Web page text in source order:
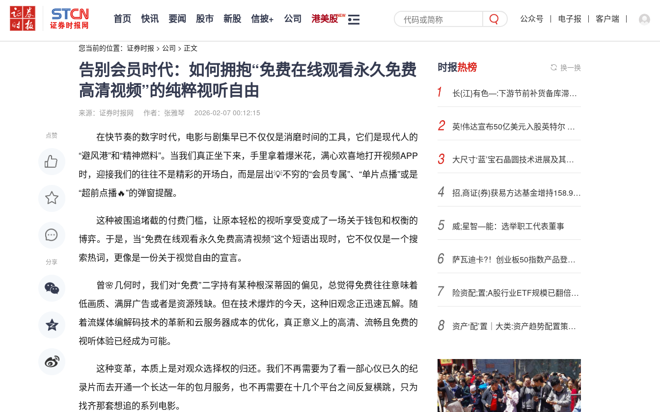
首页 快讯 要闻 股市 新股 信披+ 公司 港美股 公众号 电子报 客户端
您当前的位置： 证券时报 > 公司 > 正文
告别会员时代：如何拥抱“免费在线观看永久免费
高清视频”的纯粹视听自由
来源：证券时报网 作者：张雅琴 2026-02-07 00:12:15
点赞
分享
在快节奏的数字时代，电影与剧集早已不仅仅是消磨时间的工具，它们是现代人的
“避风港”和“精神燃料”。当我们真正坐下来，手里拿着爆米花，满心欢喜地打开视频APP
时，迎接我们的往往不是精彩的开场白，而是层出💡不穷的“会员专属”、“单片点播”或是
“超前点播🔥”的弹窗提醒。
这种被围追堵截的付费门槛，让原本轻松的视听享受变成了一场关于钱包和权衡的
博弈。于是，当“免费在线观看永久免费高清视频”这个短语出现时，它不仅仅是一个搜
索热词，更像是一份关于视觉自由的宣言。
曾🌸几何时，我们对“免费”二字持有某种根深蒂固的偏见，总觉得免费往往意味着
低画质、满屏广告或者是资源残缺。但在技术爆炸的今天，这种旧观念正迅速瓦解。随
着流媒体编解码技术的革新和云服务器成本的优化，真正意义上的高清、流畅且免费的
视听体验已经成为可能。
这种变革，本质上是对观众选择权的归还。我们不再需要为了看一部心仪已久的纪
录片而去开通一个长达一年的包月服务，也不再需要在十几个平台之间反复横跳，只为
找齐那套想追的系列电影。
时报热榜 换一换
长{江}有色—:下游节前补货备库滞缓 24日铝价或小跌
英!伟达宣布50亿美元入股英特尔 台积电、AMD、博通或将受冲击
大尺寸‘蓝’宝石晶圆技术进展及其半导体领域的应用趋势
招,商证{券}获易方达基金增持158.96万股 每股作价约17.40港元
威;星智—能：选举职工代表董事
萨瓦迪卡?！创业板50指数产品登陆泰国，景顺长城ETF国际化再迎突破
险资配;置;A股行业ETF规模已翻倍，电子行业ETF持仓总规模最大
资产‘配’置｜大类:资产趋势配置策略：风险平价+信号增强